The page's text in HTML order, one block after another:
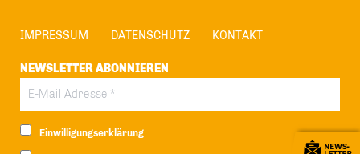
IMPRESSUM DATENSCHUTZ KONTAKT
NEWSLETTER ABONNIEREN
Einwilligungserklärung